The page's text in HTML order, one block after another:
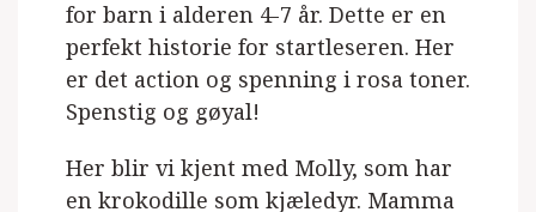
for barn i alderen 4-7 år. Dette er en
perfekt historie for startleseren. Her
er det action og spenning i rosa toner.
Spenstig og gøyal!
Her blir vi kjent med Molly, som har
en krokodille som kjæledyr. Mamma